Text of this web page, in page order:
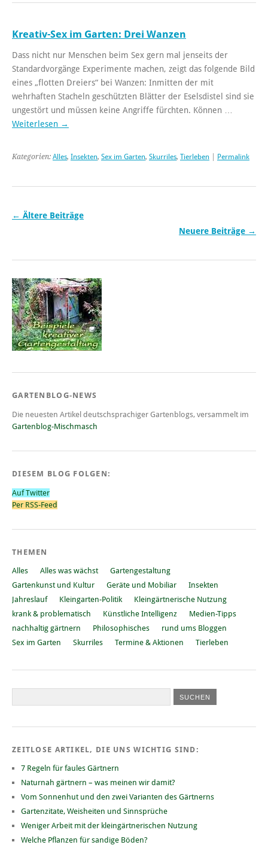
Kreativ-Sex im Garten: Drei Wanzen
Dass nicht nur Menschen beim Sex gern mal jenseits der
Standardvorgänge Experimente machen, zeigt das folgende Bild
eines „flotten Dreiers“ bei Wanzen: Inmitten der mit
wehrhaften Stacheln geschützten Blätter der Eselsdistel sind sie
ungestört und müssen keine Angriffe fürchten. Können …
Weiterlesen →
Kategorien: Alles, Insekten, Sex im Garten, Skurriles, Tierleben Permalink
← Ältere Beiträge
Neuere Beiträge →
GARTENBLOG-NEWS
Die neuesten Artikel deutschsprachiger Gartenblogs, versammelt im
Gartenblog-Mischmasch
DIESEM BLOG FOLGEN:
Auf Twitter
Per RSS-Feed
THEMEN
Alles Alles was wächst
Gartengestaltung
Gartenkunst und Kultur
Geräte und Mobiliar
Insekten
Jahreslauf
Kleingarten-Politik
Kleingärtnerische Nutzung
krank & problematisch
Künstliche Intelligenz
Medien-Tipps
nachhaltig gärtnern
Philosophisches
rund ums Bloggen
Sex im Garten
Skurriles Termine & Aktionen Tierleben
ZEITLOSE ARTIKEL, DIE UNS WICHTIG SIND:
7 Regeln für faules Gärtnern
Naturnah gärtnern – was meinen wir damit?
Vom Sonnenhut und den zwei Varianten des Gärtnerns
Gartenzitate, Weisheiten und Sinnsprüche
Weniger Arbeit mit der kleingärtnerischen Nutzung
Welche Pflanzen für sandige Böden?